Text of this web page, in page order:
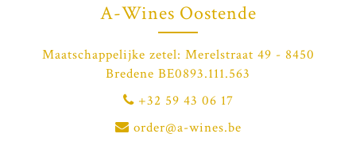
A-Wines Oostende
Maatschappelijke zetel: Merelstraat 49 - 8450
Bredene BE0893.111.563
+32 59 43 06 17
order@a-wines.be